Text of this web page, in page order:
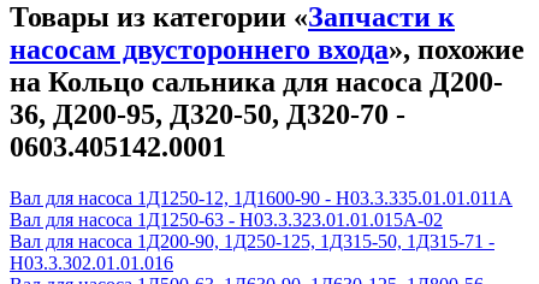
Товары из категории «Запчасти к
насосам двустороннего входа», похожие
на Кольцо сальника для насоса Д200-
36, Д200-95, Д320-50, Д320-70 -
0603.405142.0001
Вал для насоса 1Д1250-12, 1Д1600-90 - Н03.3.335.01.01.011А
Вал для насоса 1Д1250-63 - Н03.3.323.01.01.015А-02
Вал для насоса 1Д200-90, 1Д250-125, 1Д315-50, 1Д315-71 -
Н03.3.302.01.01.016